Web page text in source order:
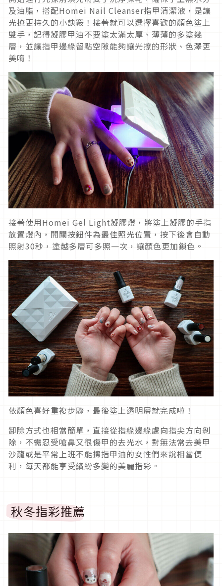
及油脂，搭配Homei Nail Cleanser指甲清潔液，是讓
光撩更持久的小訣竅！接著就可以選擇喜歡的顏色塗上
雙手，記得凝膠甲油不要塗太滿太厚、薄薄的多塗幾
層，並讓指甲邊緣留點空隙能夠讓光撩的形狀、色澤更
美唷！
接著使用Homei Gel Light凝膠燈，將塗上凝膠的手指
放置燈內，開關按鈕件為最佳照光位置，按下後會自動
照射30秒，塗越多層可多照一次，讓顏色更加鎖色。
依顏色喜好重複步驟，最後塗上透明層就完成啦！
卸除方式也相當簡單，直接從指緣邊緣處向指尖方向剝
除，不需忍受嗆鼻又很傷甲的去光水，對無法常去美甲
沙龍或是平常上班不能擦指甲油的女性們來說相當便
利，每天都能享受繽紛多變的美麗指彩。
秋冬指彩推薦